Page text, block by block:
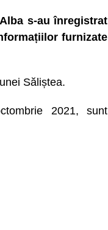
s-au înregistrat
furnizate
Săliștea.
2021, sunt